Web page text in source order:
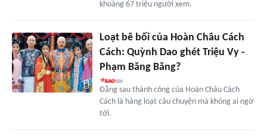
khoảng 67 triệu người xem.
Loạt bê bối của Hoàn Châu Cách
Cách: Quỳnh Dao ghét Triệu Vy -
Phạm Băng Băng?
Đằng sau thành công của Hoàn Châu Cách
Cách là hàng loạt câu chuyện mà không ai ngờ
tới.